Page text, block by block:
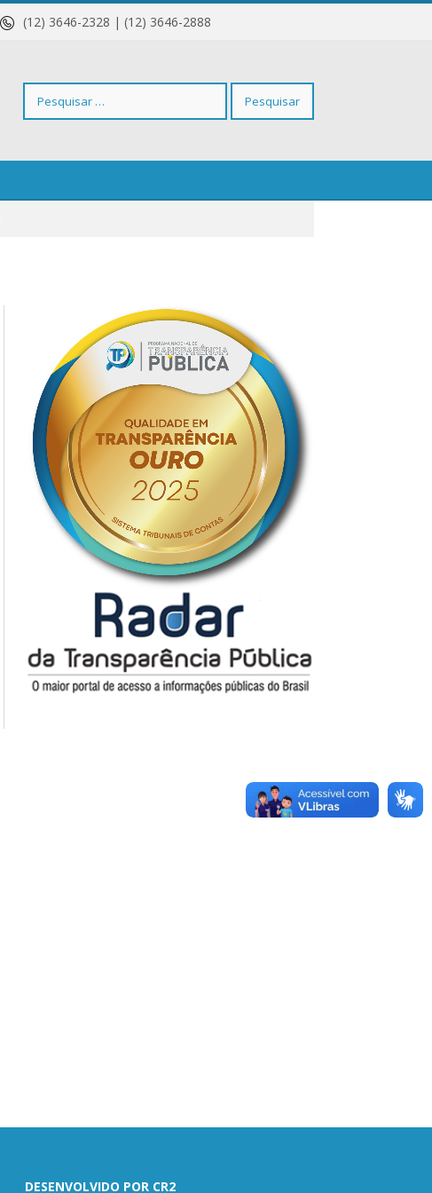
(12) 3646-2328 | (12) 3646-2888
Pesquisar
DESENVOLVIDO POR CR2